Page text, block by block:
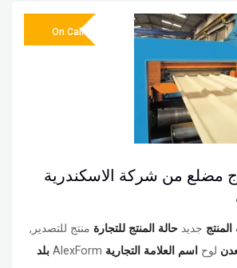
مضلع من شركة الاسكندرية
المنتج جديد حالة المنتج للتجارة منتج للتصدير,
لوح اسم العلامة التجارية AlexForm بلد
On Call